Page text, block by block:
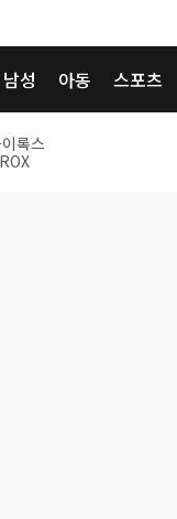
남성 아동 스포츠
록스